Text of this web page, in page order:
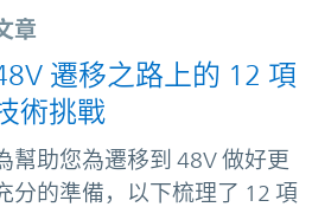
章
遷移之路上的 12 項
術挑戰
幫助您為遷移到 48V 做好更
分的準備，以下梳理了 12 項